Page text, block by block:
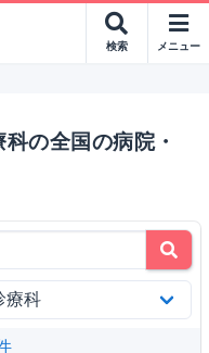
検索 メニュー
の全国の病院・